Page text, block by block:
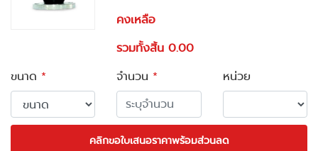
คงเหลือ
รวมทั้งสิ้น 0.00
ขนาด * จำนวน * หน่วย
คลิกขอใบเสนอราคาพร้อมส่วนลด